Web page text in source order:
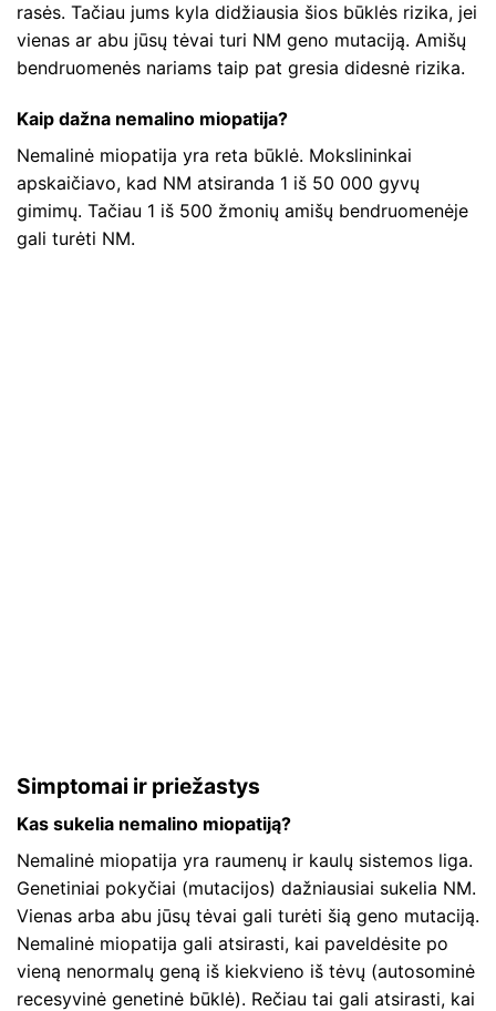
rasės. Tačiau jums kyla didžiausia šios būklės rizika, jei
vienas ar abu jūsų tėvai turi NM geno mutaciją. Amišų
bendruomenės nariams taip pat gresia didesnė rizika.
Kaip dažna nemalino miopatija?
Nemalinė miopatija yra reta būklė. Mokslininkai
apskaičiavo, kad NM atsiranda 1 iš 50 000 gyvų
gimimų. Tačiau 1 iš 500 žmonių amišų bendruomenėje
gali turėti NM.
Simptomai ir priežastys
Kas sukelia nemalino miopatiją?
Nemalinė miopatija yra raumenų ir kaulų sistemos liga.
Genetiniai pokyčiai (mutacijos) dažniausiai sukelia NM.
Vienas arba abu jūsų tėvai gali turėti šią geno mutaciją.
Nemalinė miopatija gali atsirasti, kai paveldėsite po
vieną nenormalų geną iš kiekvieno iš tėvų (autosominė
recesyvinė genetinė būklė). Rečiau tai gali atsirasti, kai